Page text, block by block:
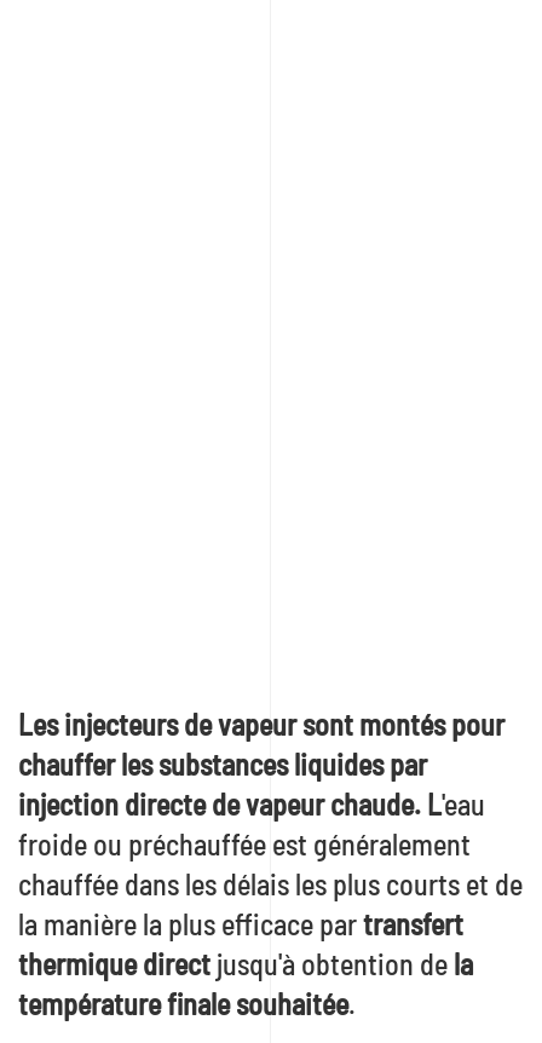
Les injecteurs de vapeur sont montés pour
chauffer les substances liquides par
injection directe de vapeur chaude. L'eau
froide ou préchauffée est généralement
chauffée dans les délais les plus courts et de
la manière la plus efficace partransfert
thermique direct jusqu'à obtention de la
température finale souhaitée.